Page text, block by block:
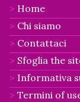
Home
Chi siamo
Contattaci
Sfoglia the
Informativa
Termini of